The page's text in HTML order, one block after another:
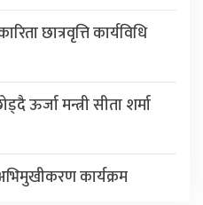
छात्रवृत्ति कार्यविधि
ऊर्जा मन्त्री सीता शर्मा
कार्यक्रम